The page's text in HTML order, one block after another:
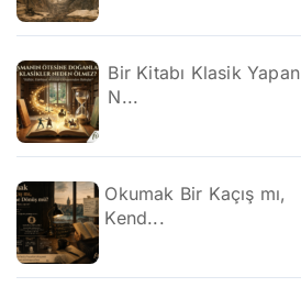
Bir Kitabı Klasik Yapan
N...
Okumak Bir Kaçış mı,
Kend...